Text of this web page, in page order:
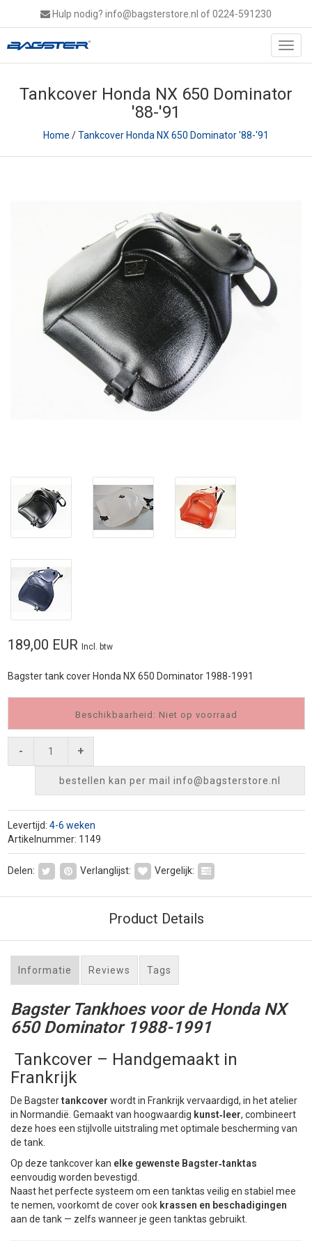
Hulp nodig? info@bagsterstore.nl of 0224-591230
Tankcover Honda NX 650 Dominator
'88-'91
Home /Tankcover Honda NX 650 Dominator '88-'91
189,00 EUR Incl. btw
Bagster tank cover Honda NX 650 Dominator 1988-1991
Beschikbaarheid: Niet op voorraad
- +
bestellen kan per mail info@bagsterstore.nl
Levertijd: 4-6 weken
Artikelnummer: 1149
Delen: Verlanglijst: Vergelijk:
Product Details
Informatie Reviews Tags
Bagster Tankhoes voor de Honda NX
650 Dominator 1988-1991
Tankcover – Handgemaakt in
Frankrijk
De Bagstertankcover wordt in Frankrijk vervaardigd, in het atelier
in Normandië. Gemaakt van hoogwaardig kunst‑leer, combineert
deze hoes een stijlvolle uitstraling met optimale bescherming van
de tank.
Op deze tankcover kan elke gewenste Bagster‑tanktas
eenvoudig worden bevestigd.
Naast het perfecte systeem om een tanktas veilig en stabiel mee
te nemen, voorkomt de cover ook krassen en beschadigingen
aan de tank — zelfs wanneer je geen tanktas gebruikt.